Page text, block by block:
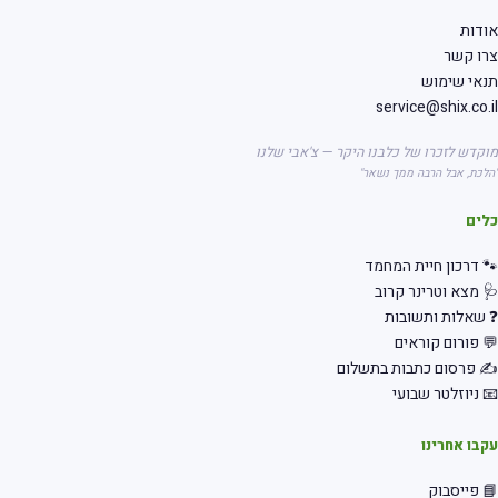
קשר
שימוש
לזכרו של כלבנו היקר — צ'אבי שלנו
אבל הרבה ממך נשאר"
דרכון חיית המחמד
מצא וטרינר קרוב
שאלות ותשובות
פורום קוראים
פרסום כתבות בתשלום
ניוזלטר שבועי
אחרינו
פייסבוק